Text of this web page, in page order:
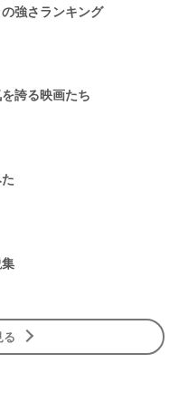
強さランキング
誇る映画たち
る